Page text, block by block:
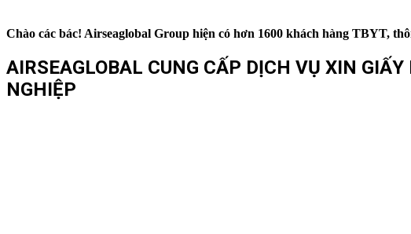
Chào các bác! Airseaglobal Group hiện có hơn 1600 khách hàng TBYT,
AIRSEAGLOBAL CUNG CẤP DỊCH VỤ XIN
NGHIỆP